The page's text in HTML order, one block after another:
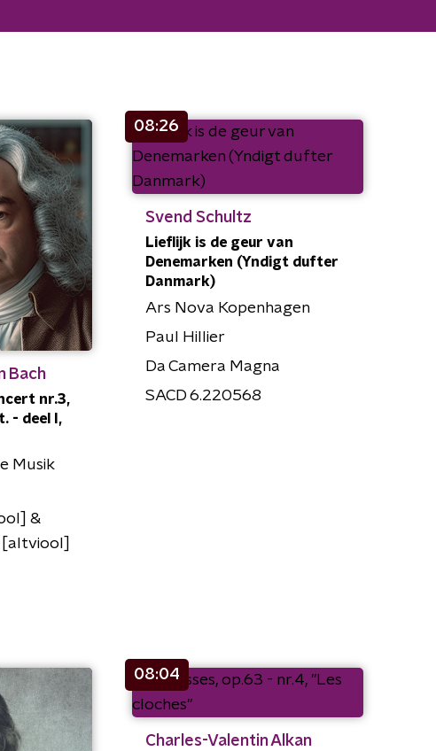
Bach
nr.3,
- deel I,
Musik
&
08:26
Svend Schultz
Lieflijk is de geur van
Denemarken (Yndigt dufter
Danmark)
Ars Nova Kopenhagen
Paul Hillier
Da Camera Magna
SACD 6.220568
08:04
Charles-Valentin Alkan